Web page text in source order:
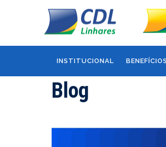
INSTITUCIONAL BENEFÍCIOS
Blog